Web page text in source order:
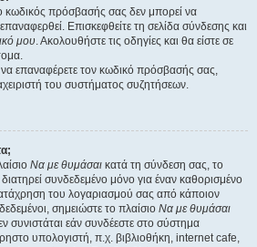
κωδικός πρόσβασής σας δεν μπορεί να
Επισκεφθείτε τη σελίδα σύνδεσης και
μου. Ακολουθήστε τις οδηγίες και θα είστε σε
επαναφέρετε τον κωδικό πρόσβασής σας,
του συστήματος συζητήσεων.
Να με θυμάσαι κατά τη σύνδεση σας, το
συνδεδεμένο μόνο για έναν καθορισμένο
του λογαριασμού σας από κάποιον
σημειώστε το πλαίσιο Να με θυμάσαι
συνιστάται εάν συνδέεστε στο σύστημα
υπολογιστή, π.χ. βιβλιοθήκη, internet cafe,